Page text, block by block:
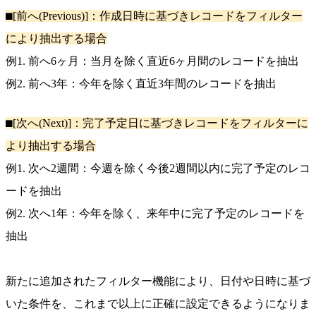
⬛︎[前へ(Previous)]：作成日時に基づきレコードをフィルター
により抽出する場合
例1. 前へ6ヶ月：当月を除く直近6ヶ月間のレコードを抽出
例2. 前へ3年：今年を除く直近3年間のレコードを抽出
⬛︎[次へ(Next)]：完了予定日に基づきレコードをフィルターに
より抽出する場合
例1. 次へ2週間：今週を除く今後2週間以内に完了予定のレコ
ードを抽出
例2. 次へ1年：今年を除く、来年中に完了予定のレコードを
抽出
新たに追加されたフィルター機能により、日付や日時に基づ
いた条件を、これまで以上に正確に設定できるようになりま